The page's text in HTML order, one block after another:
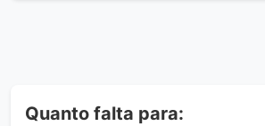
Quanto falta para: